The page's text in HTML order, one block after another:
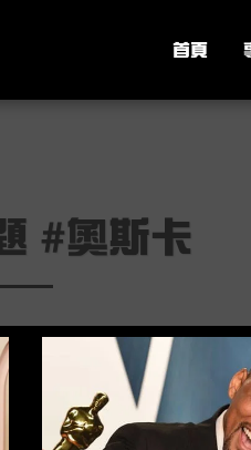
首頁
#奧斯卡